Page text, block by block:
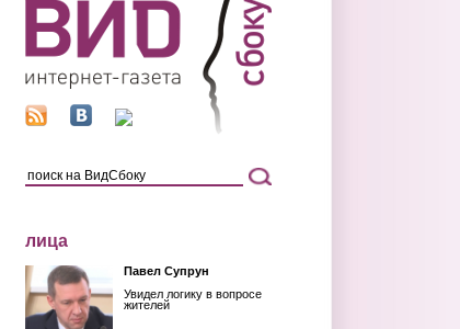
лица
Павел Супрун
Увидел логику в вопросе
жителей